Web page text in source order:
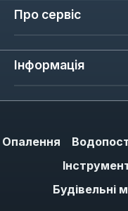
Про сервіс
Інформація
Опалення
Будівельні